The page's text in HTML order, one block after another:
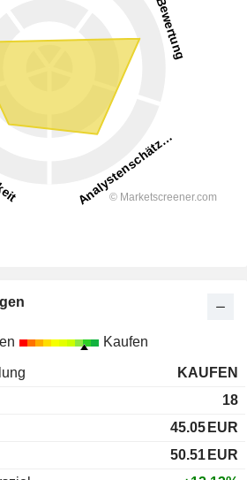
Kaufen
KAUFEN
18
45.05 EUR
50.51 EUR